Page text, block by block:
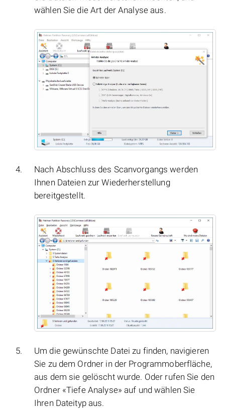
wählen Sie die Art der Analyse aus.
Nach Abschluss des Scanvorgangs werden
Ihnen Dateien zur Wiederherstellung
bereitgestellt.
Um die gewünschte Datei zu finden, navigieren
Sie zu dem Ordner in der Programmoberfläche,
aus dem sie gelöscht wurde. Oder rufen Sie den
Ordner «Tiefe Analyse» auf und wählen Sie
Ihren Dateityp aus.